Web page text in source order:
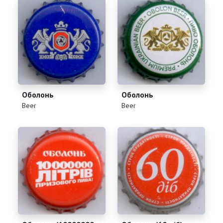
Оболонь
(Beer)
Оболонь
(Beer)